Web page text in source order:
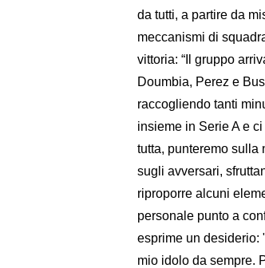
da tutti, a partire da
meccanismi di
vittoria: “Il gruppo
Doumbia, Perez e
raccogliendo tanti
insieme in Serie A e
tutta, punteremo sulla
sugli avversari,
riproporre alcuni
personale punto a
esprime un desiderio:
mio idolo da sempre.